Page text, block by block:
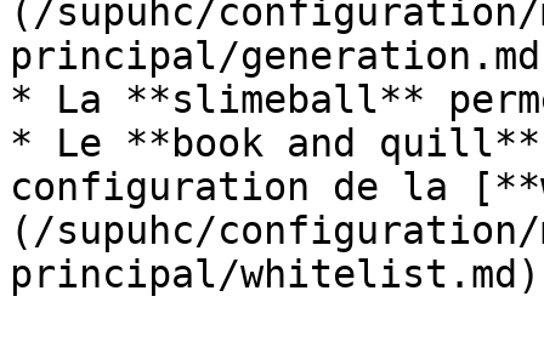
(/supuhc/configuration/
principal/
* La **slimeball**
* Le **book and
configuration de la
(/supuhc/configuration/